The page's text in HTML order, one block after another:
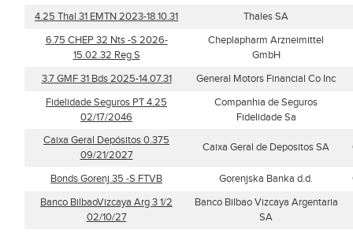
4.25 Thal 31 EMTN 2023-18.10.31 Thales SA
6.75 CHEP 32 Nts -S 2026-
15.02.32 Reg S
Cheplapharm Arzneimittel
GmbH
3.7 GMF 31 Bds 2025-14.07.31
General Motors Financial Co Inc
Fidelidade Seguros PT 4.25
02/17/2046
Companhia de Seguros
Fidelidade Sa
Caixa Geral Depósitos 0.375
09/21/2027
Caixa Geral de Depositos SA
Bonds Gorenj 35 -S FTVB Gorenjska Banka d.d.
Banco BilbaoVizcaya Arg 3 1/2
02/10/27
Banco Bilbao Vizcaya Argentaria
SA